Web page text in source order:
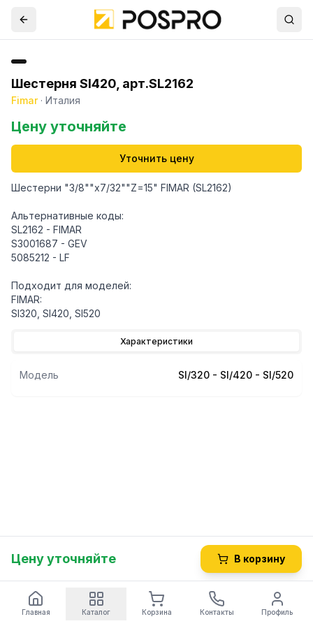
Шестерня SI420, арт.SL2162
Fimar· Италия
Цену уточняйте
Уточнить цену
Шестерни "3/8""x7/32""Z=15" FIMAR (SL2162)
Альтернативные коды:
SL2162 - FIMAR
S3001687 - GEV
5085212 - LF
Подходит для моделей:
FIMAR:
SI320, SI420, SI520
Характеристики
Модель SI/320 - SI/420 - SI/520
Цену уточняйте В корзину
Главная Каталог Корзина Контакты Профиль